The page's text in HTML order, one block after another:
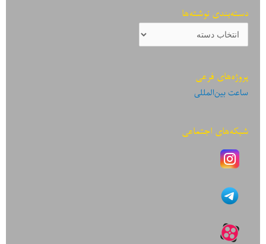
دسته‌بندی نوشته‌ها
دسته‌بندی
نوشته‌ها
پروژه‌های فرعی
ساعت بین‌المللی
شبکه‌های اجتماعی